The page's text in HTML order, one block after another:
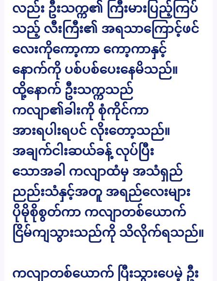
လည်း ဦးသက္က၏ ကြီးမားပြည့်ကြပ်
သည့် လီးကြီး၏ အရသာကြောင့်ဖင်
လေးကိုကော့ကာ ကော့ကာနှင့်
နောက်ကို ပစ်ပစ်ပေးနေမိသည်။
ထို့နောက် ဦးသက္ကသည်
ကလျာ၏ခါးကို စုံကိုင်ကာ
အားရပါးရပင် လိုးတော့သည်။
အချက်ငါးဆယ်ခန့် လုပ်ပြီး
သောအခါ ကလျာထံမှ အသံရှည်
ညည်းသံနှင့်အတူ အရည်လေးများ
ပိုမိုစိုစွတ်ကာ ကလျာတစ်ယောက်
ငြိမ်ကျသွားသည်ကို သိလိုက်ရသည်။
ကလျာတစ်ယောက် ပြီးသွားပေမဲ့ ဦး